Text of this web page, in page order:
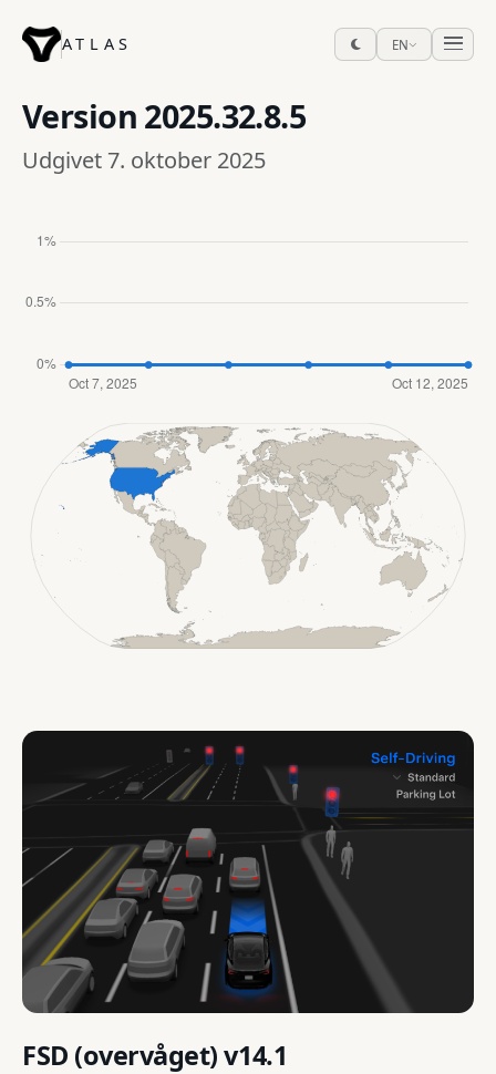
ATLAS EN
Version 2025.32.8.5
Udgivet 7. oktober 2025
FSD (overvåget) v14.1